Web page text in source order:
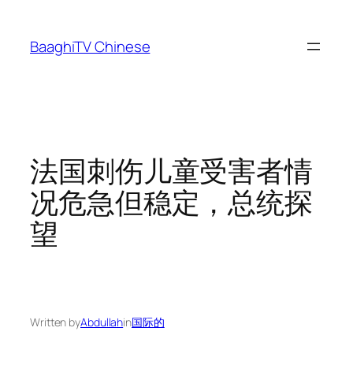
content
BaaghiTV Chinese
法国刺伤儿童受害者情
况危急但稳定，总统探
望
Written byAbdullahin国际的